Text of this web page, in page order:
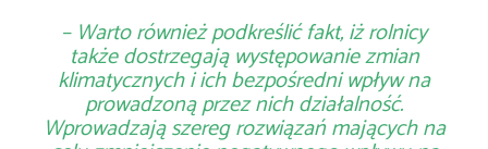
– Warto również podkreślić fakt, iż rolnicy
także dostrzegają występowanie zmian
klimatycznych i ich bezpośredni wpływ na
prowadzoną przez nich działalność.
Wprowadzają szereg rozwiązań mających na